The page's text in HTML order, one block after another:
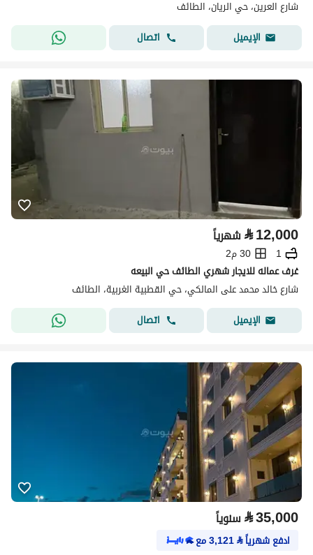
شارع العرين، حي الريان، الطائف
الإيميل
اتصال
⃁12,000 شهرياً
1
30 م2
غرف عماله للايجار شهري الطائف حي البيعه
شارع خالد محمد على المالكي، حي القطبية الغربية، الطائف
الإيميل
اتصال
⃁35,000 سنوياً
ادفع شهرياً⃁
3,121مع